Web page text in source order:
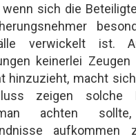
sich die
verwickelt ist.
keinerlei
hinzuzieht, macht
zeigen solche
achten